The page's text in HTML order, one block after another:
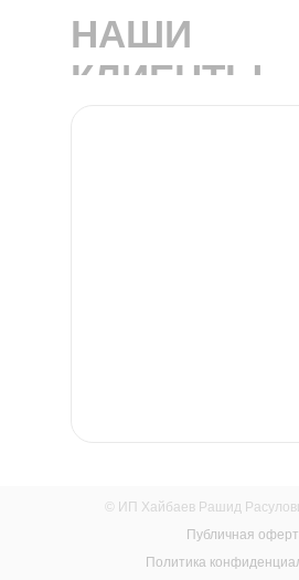
НАШИ
КЛИЕНТЫ
Публичная
© ИП Хайбаев Рашид
Политика